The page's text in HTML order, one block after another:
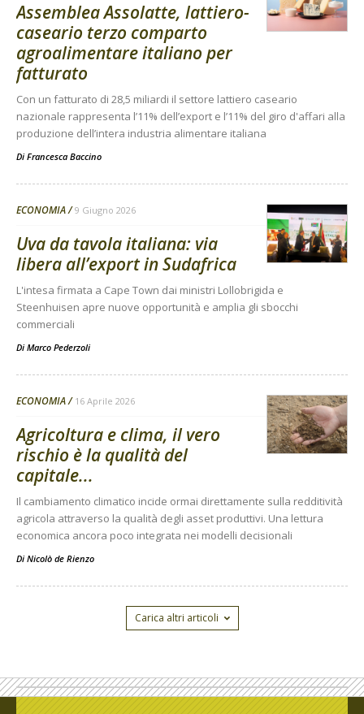
Assemblea Assolatte, lattiero-
caseario terzo comparto
agroalimentare italiano per
fatturato
Con un fatturato di 28,5 miliardi il settore lattiero caseario
nazionale rappresenta l’11% dell’export e l’11% del giro d'affari alla
produzione dell’intera industria alimentare italiana
Di Francesca Baccino
ECONOMIA 9 Giugno 2026
Uva da tavola italiana: via
libera all’export in Sudafrica
L'intesa firmata a Cape Town dai ministri Lollobrigida e
Steenhuisen apre nuove opportunità e amplia gli sbocchi
commerciali
Di Marco Pederzoli
ECONOMIA 16 Aprile 2026
Agricoltura e clima, il vero
rischio è la qualità del
capitale...
Il cambiamento climatico incide ormai direttamente sulla redditività
agricola attraverso la qualità degli asset produttivi. Una lettura
economica ancora poco integrata nei modelli decisionali
Di Nicolò de Rienzo
Carica altri articoli